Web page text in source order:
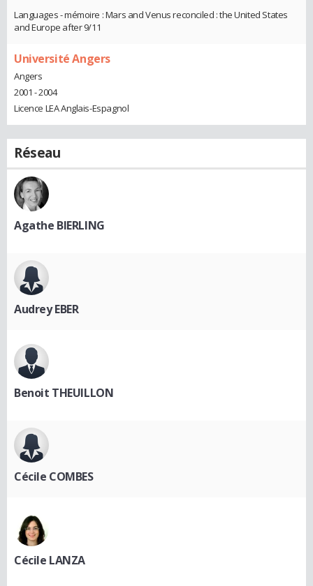
Languages - mémoire : Mars and Venus reconciled : the United States
and Europe after 9/11
Université Angers
Angers
2001 - 2004
Licence LEA Anglais-Espagnol
Réseau
Agathe BIERLING
Audrey EBER
Benoit THEUILLON
Cécile COMBES
Cécile LANZA